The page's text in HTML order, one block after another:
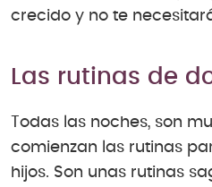
crecido y no te
Las rutinas de
Todas las noches, son
comienzan las rutinas
hijos. Son unas rutinas